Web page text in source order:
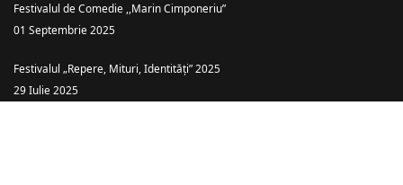
Festivalul de Comedie ,,Marin Cimponeriu”
01 Septembrie 2025
Festivalul „Repere, Mituri, Identități” 2025
29 Iulie 2025